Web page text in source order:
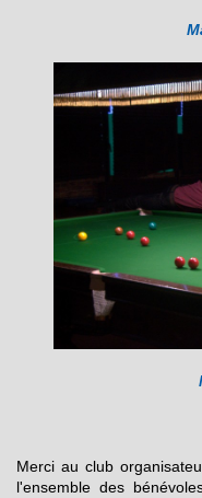
Merci au club
l'ensemble des